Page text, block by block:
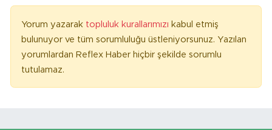
Yorum yazarak topluluk kurallarımızı kabul etmiş
bulunuyor ve tüm sorumluluğu üstleniyorsunuz. Yazılan
yorumlardan Reflex Haber hiçbir şekilde sorumlu
tutulamaz.